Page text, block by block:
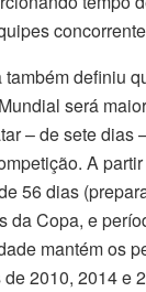
definiu
será
– de sete dias
A
56 dias
da Copa, e
mantém os
2010, 2014 e